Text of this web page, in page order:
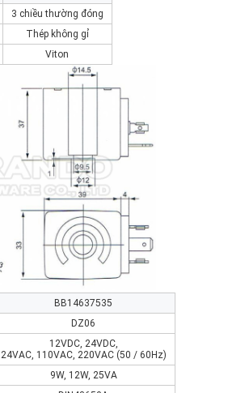
3 chiều thường đóng
Thép không gỉ
Viton
BB14637535
DZ06
12VDC, 24VDC,
24VAC, 110VAC, 220VAC (50 / 60Hz)
9W, 12W, 25VA